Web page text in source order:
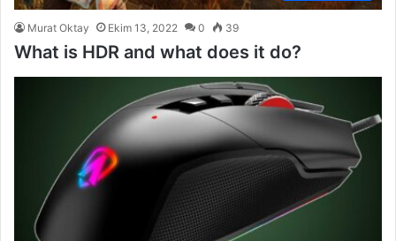
Murat Oktay Ekim 13, 2022 0 39
What is HDR and what does it do?